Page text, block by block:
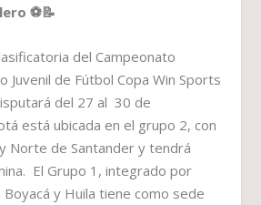
⚽📝
del Campeonato
Juvenil de Fútbol Copa Win Sports
del 27 al 30 de
está ubicada en el grupo 2, con
Norte de Santander y tendrá
El Grupo 1, integrado por
Boyacá y Huila tiene como sede